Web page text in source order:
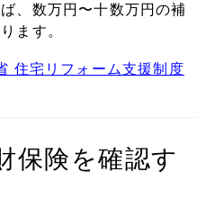
、数万円〜十数万円の補
ます。
住宅リフォーム支援制度
保険を確認す